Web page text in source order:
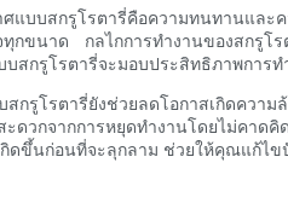
แบบสกรูโรตารี่คือความทนทานแล
กขนาด กลไกการทำงานของสกรูโ
บสกรูโรตารี่จะมอบประสิทธิภาพกา
สกรูโรตารี่ยังช่วยลดโอกาสเกิดค
ดวกจากการหยุดทำงานโดยไม่คา
ดขึ้นก่อนที่จะลุกลาม ช่วยให้คุณแก้ไ